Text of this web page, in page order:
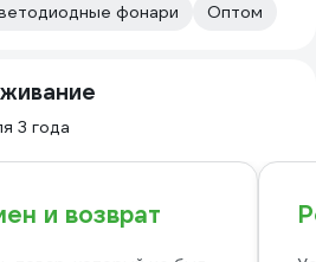
фонари
Оптом
3 года
и возврат